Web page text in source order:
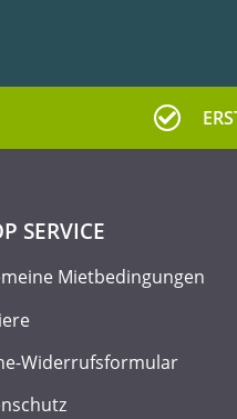
SERVICE
Mietbedingungen
Widerrufsformular